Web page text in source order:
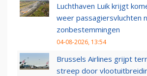
Luchthaven Luik krijgt
weer passagiersvluchten
zonbestemmingen
04-08-2026, 13:54
Brussels Airlines grijpt
streep door